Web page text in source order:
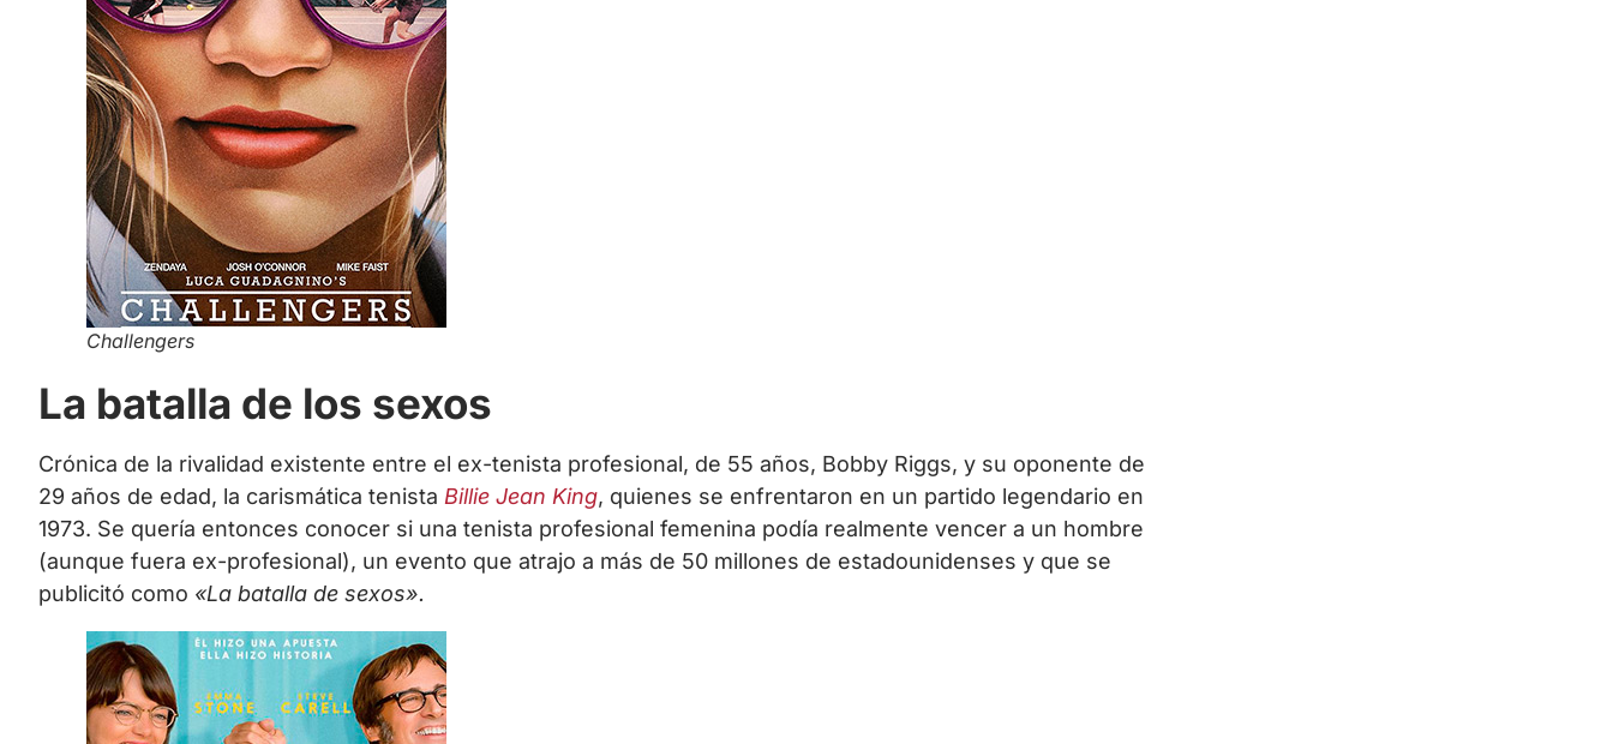
Challengers
La batalla de los sexos
Crónica de la rivalidad existente entre el ex-tenista profesional, de 55 años, Bobby Riggs, y su oponente de
29 años de edad, la carismática tenista Billie Jean King, quienes se enfrentaron en un partido legendario en
1973. Se quería entonces conocer si una tenista profesional femenina podía realmente vencer a un hombre
(aunque fuera ex-profesional), un evento que atrajo a más de 50 millones de estadounidenses y que se
publicitó como «La batalla de sexos».